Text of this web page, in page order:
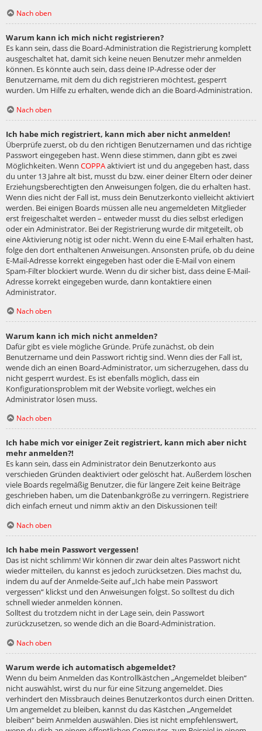
Nach oben
Warum kann ich mich nicht registrieren?
Es kann sein, dass die Board-Administration die Registrierung komplett
ausgeschaltet hat, damit sich keine neuen Benutzer mehr anmelden
können. Es könnte auch sein, dass deine IP-Adresse oder der
Benutzername, mit dem du dich registrieren möchtest, gesperrt
wurden. Um Hilfe zu erhalten, wende dich an die Board-Administration.
Nach oben
Ich habe mich registriert, kann mich aber nicht anmelden!
Überprüfe zuerst, ob du den richtigen Benutzernamen und das richtige
Passwort eingegeben hast. Wenn diese stimmen, dann gibt es zwei
Möglichkeiten. Wenn COPPAaktiviert ist und du angegeben hast, dass
du unter 13 Jahre alt bist, musst du bzw. einer deiner Eltern oder deiner
Erziehungsberechtigten den Anweisungen folgen, die du erhalten hast.
Wenn dies nicht der Fall ist, muss dein Benutzerkonto vielleicht aktiviert
werden. Bei einigen Boards müssen alle neu angemeldeten Mitglieder
erst freigeschaltet werden – entweder musst du dies selbst erledigen
oder ein Administrator. Bei der Registrierung wurde dir mitgeteilt, ob
eine Aktivierung nötig ist oder nicht. Wenn du eine E-Mail erhalten hast,
folge den dort enthaltenen Anweisungen. Ansonsten prüfe, ob du deine
E-Mail-Adresse korrekt eingegeben hast oder die E-Mail von einem
Spam-Filter blockiert wurde. Wenn du dir sicher bist, dass deine E-Mail-
Adresse korrekt eingegeben wurde, dann kontaktiere einen
Administrator.
Nach oben
Warum kann ich mich nicht anmelden?
Dafür gibt es viele mögliche Gründe. Prüfe zunächst, ob dein
Benutzername und dein Passwort richtig sind. Wenn dies der Fall ist,
wende dich an einen Board-Administrator, um sicherzugehen, dass du
nicht gesperrt wurdest. Es ist ebenfalls möglich, dass ein
Konfigurationsproblem mit der Website vorliegt, welches ein
Administrator lösen muss.
Nach oben
Ich habe mich vor einiger Zeit registriert, kann mich aber nicht
mehr anmelden?!
Es kann sein, dass ein Administrator dein Benutzerkonto aus
verschieden Gründen deaktiviert oder gelöscht hat. Außerdem löschen
viele Boards regelmäßig Benutzer, die für längere Zeit keine Beiträge
geschrieben haben, um die Datenbankgröße zu verringern. Registriere
dich einfach erneut und nimm aktiv an den Diskussionen teil!
Nach oben
Ich habe mein Passwort vergessen!
Das ist nicht schlimm! Wir können dir zwar dein altes Passwort nicht
wieder mitteilen, du kannst es jedoch zurücksetzen. Dies machst du,
indem du auf der Anmelde-Seite auf „Ich habe mein Passwort
vergessen“ klickst und den Anweisungen folgst. So solltest du dich
schnell wieder anmelden können.
Solltest du trotzdem nicht in der Lage sein, dein Passwort
zurückzusetzen, so wende dich an die Board-Administration.
Nach oben
Warum werde ich automatisch abgemeldet?
Wenn du beim Anmelden das Kontrollkästchen „Angemeldet bleiben“
nicht auswählst, wirst du nur für eine Sitzung angemeldet. Dies
verhindert den Missbrauch deines Benutzerkontos durch einen Dritten.
Um angemeldet zu bleiben, kannst du das Kästchen „Angemeldet
bleiben“ beim Anmelden auswählen. Dies ist nicht empfehlenswert,